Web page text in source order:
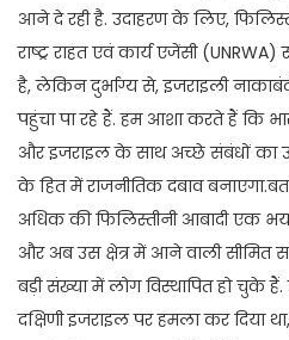
आने दे रही है. उदाहरण के लिए,
राष्ट्र राहत एवं कार्य एजेंसी
है, लेकिन दुर्भाग्य से, इजराइली
पहुंचा पा रहे हैं. हम आशा करते हैं कि
और इजराइल के साथ अच्छे संबंधों का
के हित में राजनीतिक दबाव
अधिक की फिलिस्तीनी आबादी एक
और अब उस क्षेत्र में आने वाली सीमित
बड़ी संख्या में लोग विस्थापित हो चुके
दक्षिणी इजराइल पर हमला कर दिया